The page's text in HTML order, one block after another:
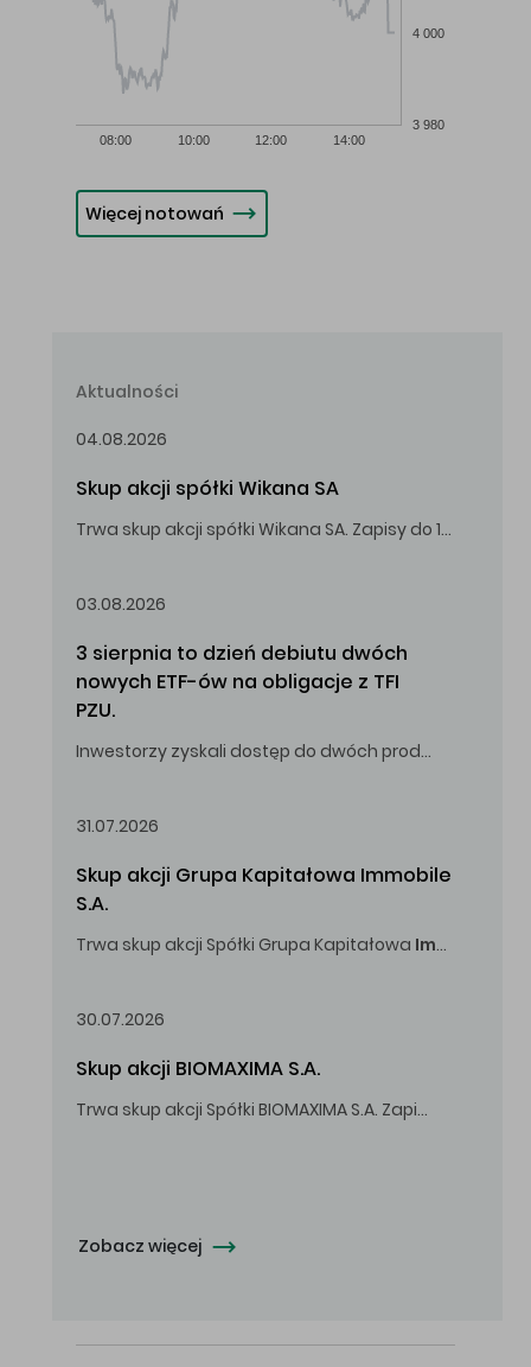
08:00 10:00 12:00 14:00
3 980
4 000
Więcej notowań
Aktualności
04.08.2026
Skup akcji spółki Wikana SA
Trwa skup akcji spółki Wikana SA. Zapisy do 14.08.2026 r. do godz. 16.00.
03.08.2026
3 sierpnia to dzień debiutu dwóch
nowych ETF-ów na obligacje z TFI
PZU.
Inwestorzy zyskali dostęp do dwóch produktów umożliwiających inwestowanie w obligacje skarbowe.
31.07.2026
Skup akcji Grupa Kapitałowa Immobile
S.A.
Trwa skup akcji Spółki Grupa Kapitałowa Immobile
30.07.2026
Skup akcji BIOMAXIMA S.A.
Trwa skup akcji Spółki BIOMAXIMA S.A. Zapisy do 4 sierpnia 2026 r. do godz. 16.00.
Zobacz więcej